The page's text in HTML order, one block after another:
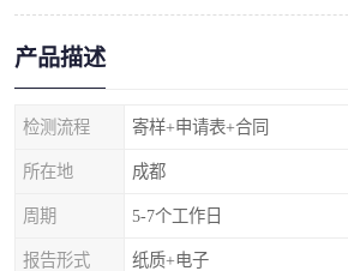
产品描述
检测流程 寄样+申请表+合同
所在地 成都
周期 5-7个工作日
报告形式 纸质+电子